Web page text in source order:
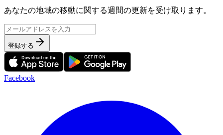
あなたの地域の移動に関する週間の更新を受け取ります。
登録する
Facebook